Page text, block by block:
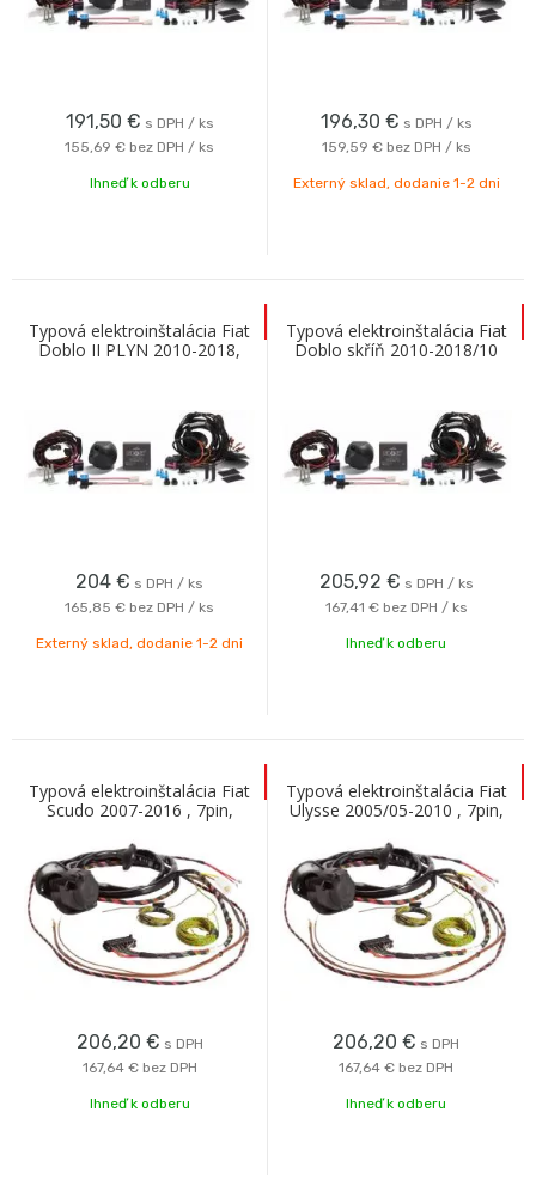
191,50 € s DPH / ks
155,69 € bez DPH / ks
Ihneď k odberu
196,30 € s DPH / ks
159,59 € bez DPH / ks
Externý sklad, dodanie 1-2 dni
Typová elektroinštalácia Fiat
Doblo II PLYN 2010-2018,
204 € s DPH / ks
165,85 € bez DPH / ks
Externý sklad, dodanie 1-2 dni
Typová elektroinštalácia Fiat
Doblo skříň 2010-2018/10
205,92 € s DPH / ks
167,41 € bez DPH / ks
Ihneď k odberu
Typová elektroinštalácia Fiat
Scudo 2007-2016 , 7pin,
206,20 € s DPH
167,64 € bez DPH
Ihneď k odberu
Typová elektroinštalácia Fiat
Ulysse 2005/05-2010 , 7pin,
206,20 € s DPH
167,64 € bez DPH
Ihneď k odberu